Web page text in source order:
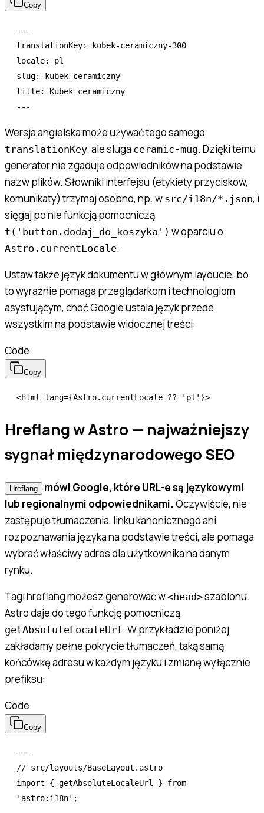
Copy
---
translationKey:
kubek-ceramiczny-300
locale:
pl
slug:
kubek-ceramiczny
title:
Kubek ceramiczny
---
Wersja angielska może używać tego samego
translationKey, ale sluga ceramic-mug. Dzięki temu
generator nie zgaduje odpowiedników na podstawie
nazw plików. Słowniki interfejsu (etykiety przycisków,
komunikaty) trzymaj osobno, np. w src/i18n/*.json, i
sięgaj po nie funkcją pomocniczą
t('button.dodaj_do_koszyka') w oparciu o
Astro.currentLocale.
Ustaw także język dokumentu w głównym layoucie, bo
to wyraźnie pomaga przeglądarkom i technologiom
asystującym, choć Google ustala język przede
wszystkim na podstawie widocznej treści:
Code
Copy
<html lang={Astro.currentLocale ?? 'pl' }>
Hreflang w Astro — najważniejszy
sygnał międzynarodowego SEO
Hreflang
mówi Google, które URL-e są językowymi
lub regionalnymi odpowiednikami.Oczywiście, nie
zastępuje tłumaczenia, linku kanonicznego ani
rozpoznawania języka na podstawie treści, ale pomaga
wybrać właściwy adres dla użytkownika na danym
rynku.
Tagi hreflang możesz generować w<head>szablonu.
Astro daje do tego funkcję pomocniczą
getAbsoluteLocaleUrl. W przykładzie poniżej
zakładamy pełne pokrycie tłumaczeń, taką samą
końcówkę adresu w każdym języku i zmianę wyłącznie
prefiksu:
Code
Copy
---
// src/layouts/BaseLayout.astro
import { getAbsoluteLocaleUrl } from
'astro:i18n' ;